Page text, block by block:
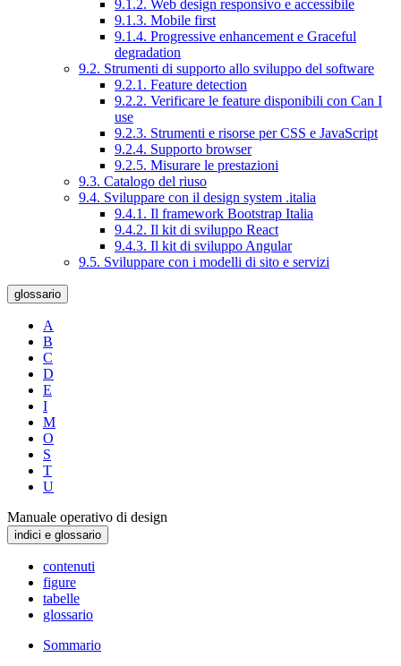
9.1.2. Web design responsivo e accessibile
9.1.3. Mobile first
9.1.4. Progressive enhancement e Graceful
degradation
9.2. Strumenti di supporto allo sviluppo del software
9.2.1. Feature detection
9.2.2. Verificare le feature disponibili con Can I
use
9.2.3. Strumenti e risorse per CSS e JavaScript
9.2.4. Supporto browser
9.2.5. Misurare le prestazioni
9.3. Catalogo del riuso
9.4. Sviluppare con il design system .italia
9.4.1. Il framework Bootstrap Italia
9.4.2. Il kit di sviluppo React
9.4.3. Il kit di sviluppo Angular
9.5. Sviluppare con i modelli di sito e servizi
glossario
A
B
C
D
E
I
M
O
S
T
U
Manuale operativo di design
indici e glossario
contenuti
figure
tabelle
glossario
Sommario